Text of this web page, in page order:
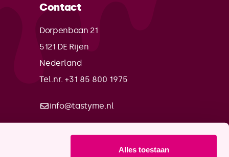
Alles toestaan
Contact
Dorpenbaan 21
5121 DE Rijen
Nederland
Tel.nr. +31 85 800 1975
info@tastyme.nl